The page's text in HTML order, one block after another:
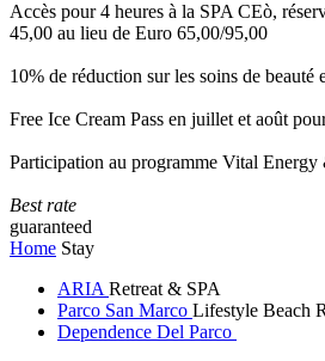
Accès pour 4 heures à la SPA CEò,
45,00 au lieu de Euro 65,00/95,00
10% de réduction sur les soins de beauté
Free Ice Cream Pass en juillet et août
Participation au programme Vital Energy
Best rate
guaranteed
Home Stay
ARIA Retreat & SPA
Parco San Marco Lifestyle Beach
Dependence Del Parco